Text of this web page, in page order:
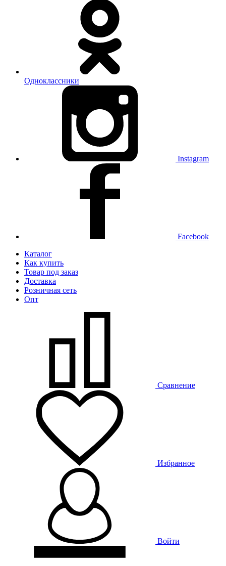
Одноклассники
Instagram
Facebook
Каталог
Как купить
Товар под заказ
Доставка
Розничная сеть
Опт
Сравнение
Избранное
Войти